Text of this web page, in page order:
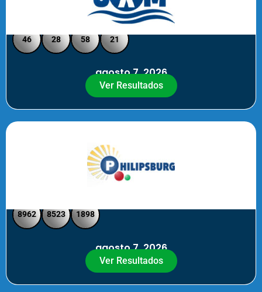
Loto Pool SXM - Medio Día
46 28 58 21
agosto 7, 2026
Ver Resultados
8962 8523 1898
agosto 7, 2026
Ver Resultados